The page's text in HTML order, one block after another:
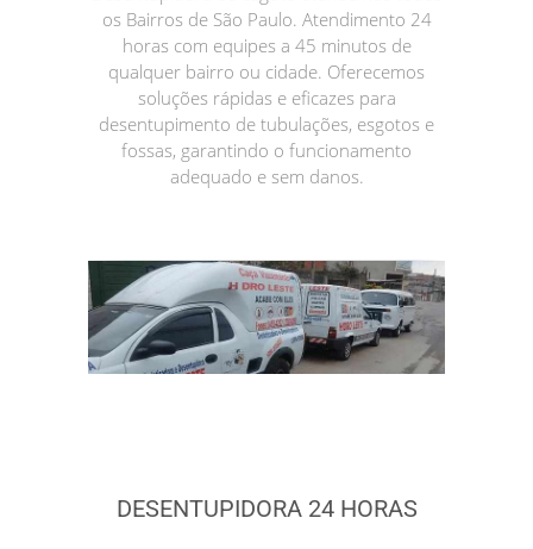
os Bairros de São Paulo. Atendimento 24
horas com equipes a 45 minutos de
qualquer bairro ou cidade. Oferecemos
soluções rápidas e eficazes para
desentupimento de tubulações, esgotos e
fossas, garantindo o funcionamento
adequado e sem danos.
DESENTUPIDORA 24 HORAS